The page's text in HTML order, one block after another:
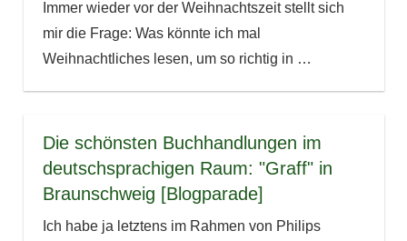
Immer wieder vor der Weihnachtszeit stellt sich
mir die Frage: Was könnte ich mal
Weihnachtliches lesen, um so richtig in …
Die schönsten Buchhandlungen im
deutschsprachigen Raum: "Graff" in
Braunschweig [Blogparade]
Ich habe ja letztens im Rahmen von Philips